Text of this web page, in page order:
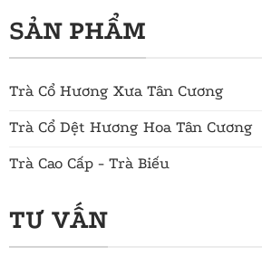
SẢN PHẨM
Trà Cổ Hương Xưa Tân Cương
Trà Cổ Dệt Hương Hoa Tân Cương
Trà Cao Cấp - Trà Biếu
TƯ VẤN